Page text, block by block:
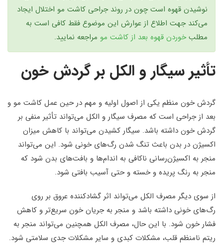
نوشیدن قهوه است چون در روند جراحی کاشت مو اختلال ایجاد
می‌کند جهت اطلاع از عوارش این موضوع فقط کافی است به
مطلبخوردن قهوه بعد از کاشت مو مراجعه نمایید.
تأثیر سیگار و الکل بر گردش خون
گردش خون منظم یکی از اصول اولیه و مهم در حین عمل کاشت مو و
بعد از جراحی است که مصرف سیگار و الکل می‌تواند تأثیر منفی بر
گردش خون داشته باشد. سیگار کشیدن می‌تواند با کاهش میزان
اکسیژن در بدن باعث تنگ شدن رگ‌های خونی شود. این می‌تواند
منجر به اکسیژن‌رسانی ناکافی به اندام‌ها و بافت‌های بدن شود که
منجر به رنگ پریده و خسته و حتی آسیب بافتی شود.
از سوی دیگر مصرف الکل می‌تواند اثر گشادکننده عروق بر روی
رگ‌های خونی داشته باشد و منجر به جریان خون سریع‌تر و کاهش
فشار خون شود. با این حال، مصرف الکل همچنین می‌تواند منجر به
ریتم نامنظم قلب، مشکلات کبدی و سایر مشکلات جدی سلامتی شود.